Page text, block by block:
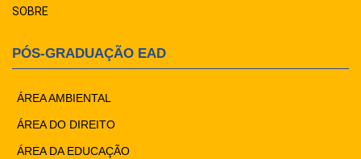
SOBRE
PÓS-GRADUAÇÃO EAD
ÁREA AMBIENTAL
ÁREA DO DIREITO
ÁREA DA EDUCAÇÃO